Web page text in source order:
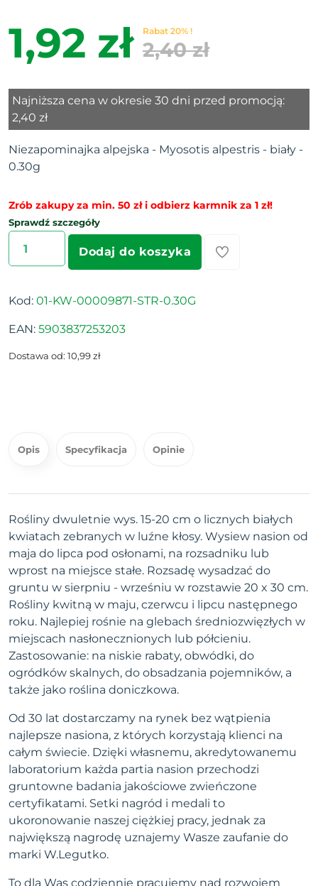
1,92 zł Rabat 20% !
2,40 zł
Najniższa cena w okresie 30 dni przed promocją:
2,40 zł
Niezapominajka alpejska - Myosotis alpestris - biały -
0.30g
Zrób zakupy za min. 50 zł i odbierz karmnik za 1 zł!
Sprawdź szczegóły
Dodaj do koszyka
Kod: 01-KW-00009871-STR-0.30G
EAN: 5903837253203
Dostawa od: 10,99 zł
Opis Specyfikacja Opinie
Rośliny dwuletnie wys. 15-20 cm o licznych białych
kwiatach zebranych w luźne kłosy. Wysiew nasion od
maja do lipca pod osłonami, na rozsadniku lub
wprost na miejsce stałe. Rozsadę wysadzać do
gruntu w sierpniu - wrześniu w rozstawie 20 x 30 cm.
Rośliny kwitną w maju, czerwcu i lipcu następnego
roku. Najlepiej rośnie na glebach średniozwięzłych w
miejscach nasłonecznionych lub półcieniu.
Zastosowanie: na niskie rabaty, obwódki, do
ogródków skalnych, do obsadzania pojemników, a
także jako roślina doniczkowa.
Od 30 lat dostarczamy na rynek bez wątpienia
najlepsze nasiona, z których korzystają klienci na
całym świecie. Dzięki własnemu, akredytowanemu
laboratorium każda partia nasion przechodzi
gruntowne badania jakościowe zwieńczone
certyfikatami. Setki nagród i medali to
ukoronowanie naszej ciężkiej pracy, jednak za
największą nagrodę uznajemy Wasze zaufanie do
marki W.Legutko.
To dla Was codziennie pracujemy nad rozwojem